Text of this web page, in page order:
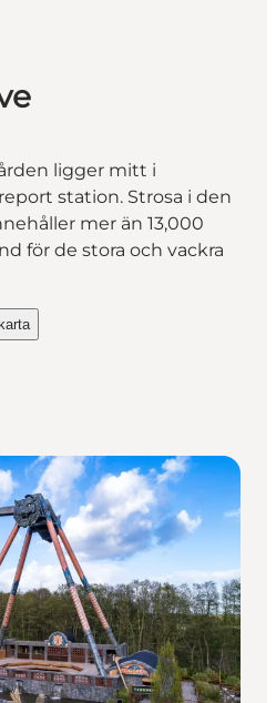
ligger mitt i
station. Strosa i den
mer än 13,000
för de stora och vackra
"